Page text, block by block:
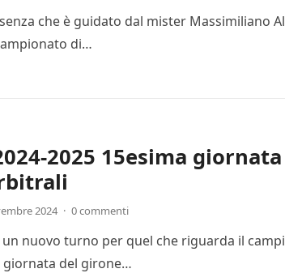
che è guidato dal mister Massimiliano
di…
2025 15esima
2024 · 0 commenti
nuovo turno per quel che riguarda il
giornata del girone…